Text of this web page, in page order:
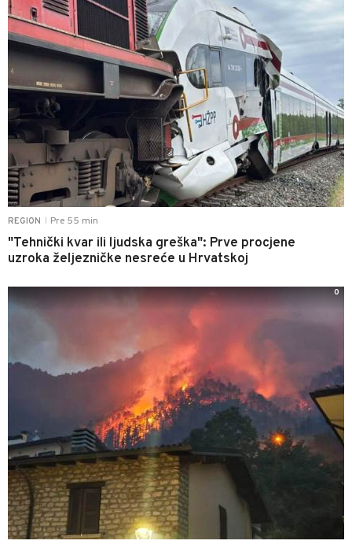
REGION Pre 55 min
"Tehnički kvar ili ljudska greška": Prve procjene
uzroka željezničke nesreće u Hrvatskoj
0